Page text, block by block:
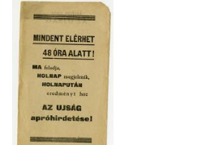
About us